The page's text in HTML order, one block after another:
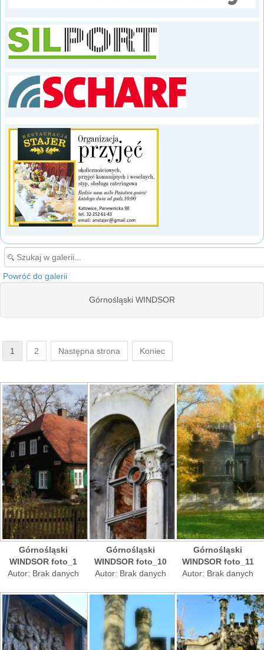
Powróć do galerii
Górnośląski WINDSOR
1 2 Następna strona Koniec
Górnośląski
WINDSOR foto_1
Autor: Brak danych
Górnośląski
WINDSOR foto_10
Autor: Brak danych
Górnośląski
WINDSOR foto_11
Autor: Brak danych